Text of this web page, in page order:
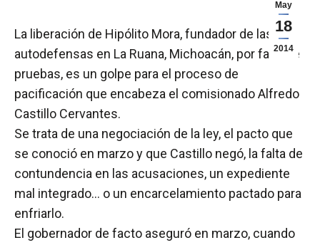
May
18
2014
La liberación de Hipólito Mora, fundador de las
autodefensas en La Ruana, Michoacán, por falta de
pruebas, es un golpe para el proceso de
pacificación que encabeza el comisionado Alfredo
Castillo Cervantes.
Se trata de una negociación de la ley, el pacto que
se conoció en marzo y que Castillo negó, la falta de
contundencia en las acusaciones, un expediente
mal integrado… o un encarcelamiento pactado para
enfriarlo.
El gobernador de facto aseguró en marzo, cuando